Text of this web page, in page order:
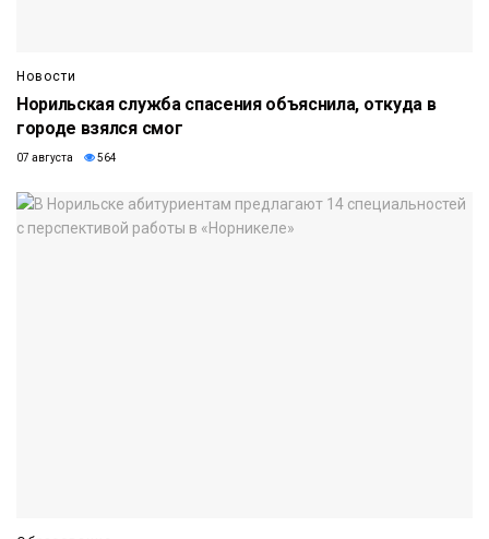
Новости
Норильская служба спасения объяснила, откуда в
городе взялся смог
07 августа 564